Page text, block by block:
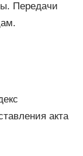
Передачи
акта